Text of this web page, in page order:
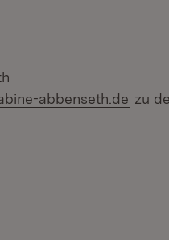
abbenseth.de zu